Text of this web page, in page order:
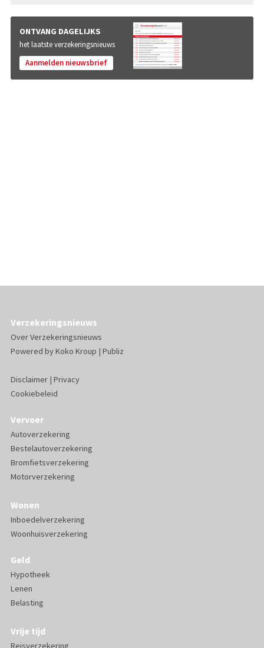
ONTVANG DAGELIJKS
het laatste verzekeringsnieuws
Aanmelden nieuwsbrief
Verzekeringsnieuws
Over Verzekeringsnieuws
Powered byKoko Kroup | Publiz
Disclaimer| Privacy
Cookiebeleid
Vervoer
Autoverzekering
Bestelautoverzekering
Bromfietsverzekering
Motorverzekering
Wonen
Inboedelverzekering
Woonhuisverzekering
Geld
Hypotheek
Lenen
Belasting
Vrije tijd
Reisverzekering